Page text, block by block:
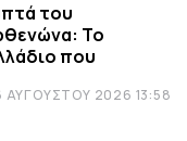
του
Το
που
ΑΥΓΟΎΣΤΟΥ 2026 13:58